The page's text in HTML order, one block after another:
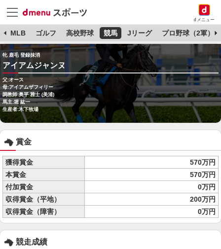
dメニュー
MLB ゴルフ 高校野球 競馬 Jリーグ プロ野球（2軍）
牝 鹿毛 登録抹消
アイアムジャンヌ
父:オース
母:アイアムザフィリー
調教師:奥平 雅士 (美浦)
馬主:堀 紘一
生産者:木下牧場
賞金
獲得賞金
570万円
本賞金
570万円
付加賞金
0万円
収得賞金（平地）
200万円
収得賞金（障害）
0万円
競走成績